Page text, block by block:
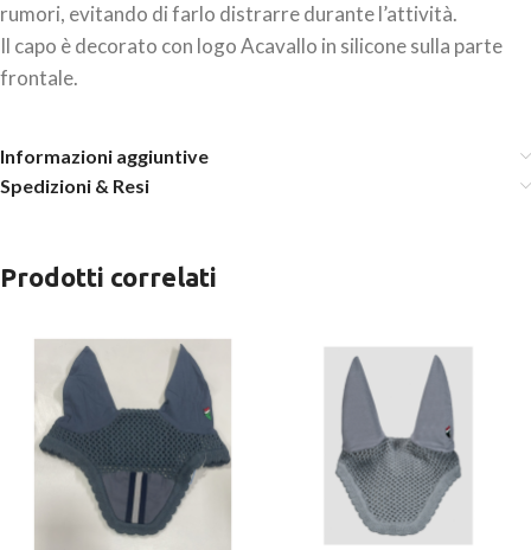
rumori, evitando di farlo distrarre durante l’attività.
Il capo è decorato con logo Acavallo in silicone sulla parte
frontale.
Informazioni aggiuntive
Spedizioni & Resi
Prodotti correlati